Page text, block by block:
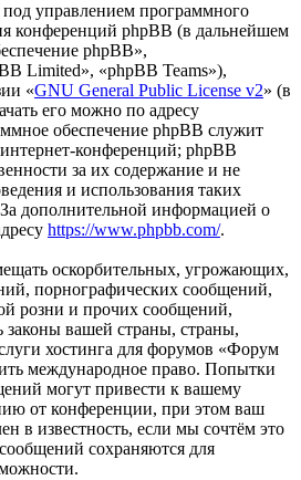
управлением программного
конференций phpBB (в дальнейшем
phpBB»,
Limited», «phpBB Teams»),
«GNU General Public License v2» (в
его можно по адресу
обеспечение phpBB служит
конференций; phpBB
за их содержание и не
и использования таких
дополнительной информацией о
https://www.phpbb.com/.
оскорбительных, угрожающих,
порнографических сообщений,
розни и прочих сообщений,
законы вашей страны, страны,
хостинга для форумов «Форум
международное право. Попытки
могут привести к вашему
от конференции, при этом ваш
в известность, если мы сочтём это
сохраняются для